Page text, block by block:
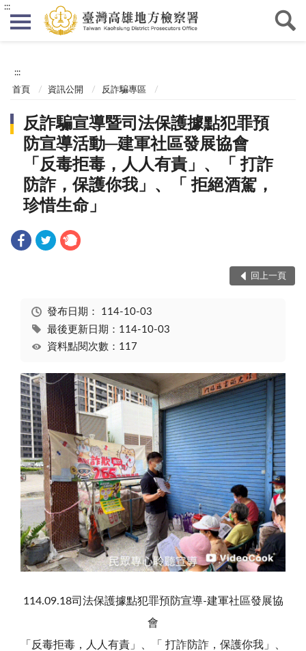
:::
:::
首頁 資訊公開 反詐騙專區
反詐騙宣導暨司法保護據點犯罪預
防宣導活動─建軍社區發展協會
「反毒拒毒，人人有責」、「 打詐
防詐，保護你我」、「 拒絕酒駕，
珍惜生命」
回上一頁
發布日期： 114-10-03
最後更新日期：114-10-03
資料點閱次數：117
114.09.18司法保護據點犯罪預防宣導-建軍社區發展協
會
「反毒拒毒，人人有責」、「 打詐防詐，保護你我」、